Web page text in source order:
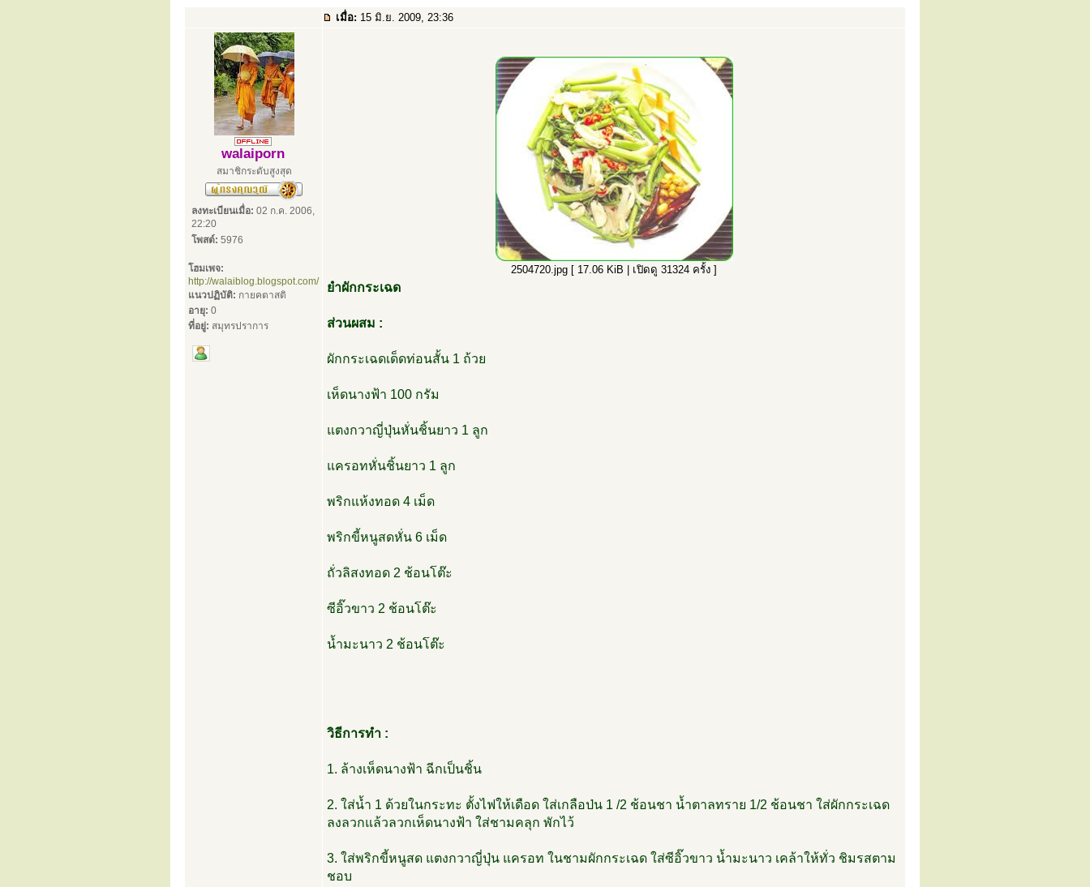
เมื่อ: 15 มิ.ย. 2009, 23:36
walaiporn
สมาชิกระดับสูงสุด
ลงทะเบียนเมื่อ: 02 ก.ค. 2006,
22:20
โพสต์: 5976
โฮมเพจ:
http://walaiblog.blogspot.com/
แนวปฏิบัติ: กายคตาสติ
อายุ: 0
ที่อยู่: สมุทรปราการ
2504720.jpg [ 17.06 KiB | เปิดดู 31324 ครั้ง ]
ยำผักกระเฉด
ส่วนผสม :
ผักกระเฉดเด็ดท่อนสั้น 1 ถ้วย
เห็ดนางฟ้า 100 กรัม
แตงกวาญี่ปุ่นหั่นชิ้นยาว 1 ลูก
แครอทหั่นชิ้นยาว 1 ลูก
พริกแห้งทอด 4 เม็ด
พริกขี้หนูสดหั่น 6 เม็ด
ถั่วลิสงทอด 2 ช้อนโต๊ะ
ซีอิ๊วขาว 2 ช้อนโต๊ะ
น้ำมะนาว 2 ช้อนโต๊ะ
วิธีการทำ :
1. ล้างเห็ดนางฟ้า ฉีกเป็นชิ้น
2. ใส่น้ำ 1 ด้วยในกระทะ ตั้งไฟให้เดือด ใส่เกลือป่น 1 /2 ช้อนชา น้ำตาลทราย 1/2 ช้อนชา ใส่ผักกระเฉด
ลงลวกแล้วลวกเห็ดนางฟ้า ใส่ชามคลุก พักไว้
3. ใส่พริกขี้หนูสด แตงกวาญี่ปุ่น แครอท ในชามผักกระเฉด ใส่ซีอิ๊วขาว น้ำมะนาว เคล้าให้ทั่ว ชิมรสตาม
ชอบ